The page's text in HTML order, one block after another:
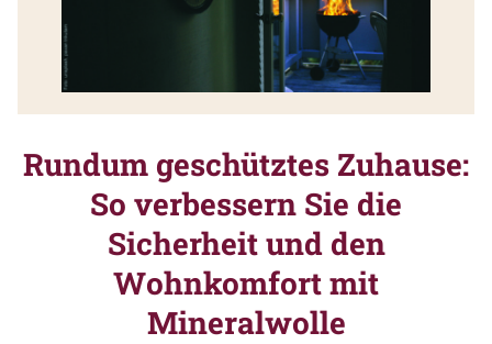
Rundum geschütztes Zuhause:
So verbessern Sie die
Sicherheit und den
Wohnkomfort mit
Mineralwolle